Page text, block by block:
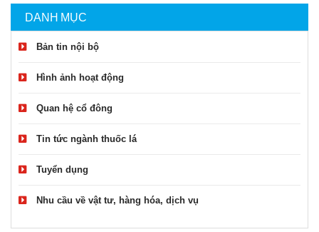
DANH MỤC
Bản tin nội bộ
Hình ảnh hoạt động
Quan hệ cổ đông
Tin tức ngành thuốc lá
Tuyển dụng
Nhu cầu về vật tư, hàng hóa, dịch vụ